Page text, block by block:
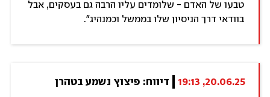
טבעו של האדם - שלומדים עליו הרבה גם בעסקים, אבל
בוודאי דרך הניסיון שלו בממשל וכמנהיג״.
20.06.25, 19:13 דיווח: פיצוץ נשמע בטהרן